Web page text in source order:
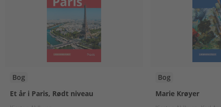
Bog
Et år i Paris, Rødt niveau
Bog
Marie Krøyer